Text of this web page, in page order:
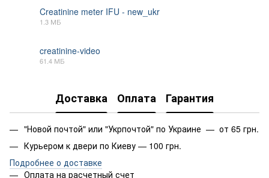
Creatinine meter IFU - new_ukr
1.3 МБ
creatinine-video
61.4 МБ
Доставка Оплата Гарантия
"Новой почтой" или "Укрпочтой" по Украине — от 65 грн.
Курьером к двери по Киеву — 100 грн.
Подробнее о доставке
Оплата на расчетный счет